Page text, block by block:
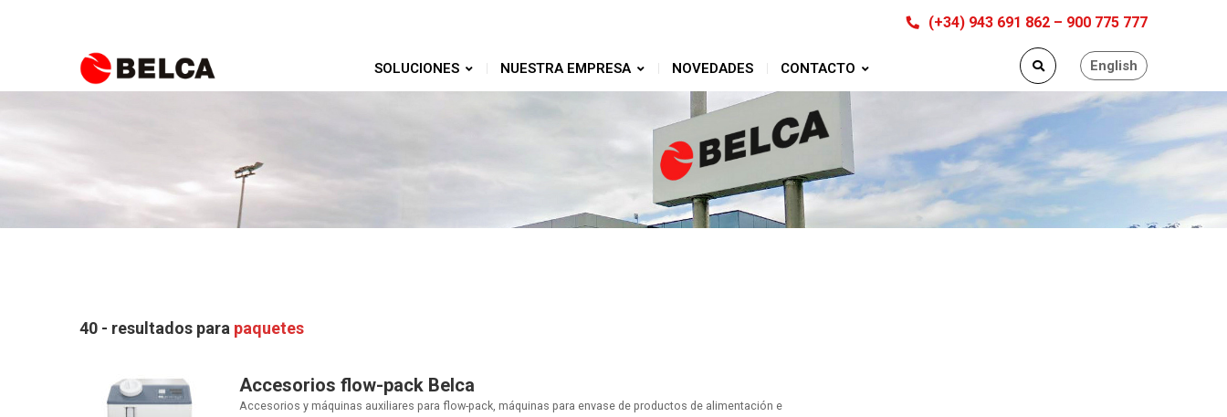
(+34) 943 691 862 – 900 775 777
English
SOLUCIONES NUESTRA EMPRESA NOVEDADES CONTACTO
40 - resultados para paquetes
Accesorios flow-pack Belca
Accesorios y máquinas auxiliares para flow-pack, máquinas para envase de productos de alimentación e